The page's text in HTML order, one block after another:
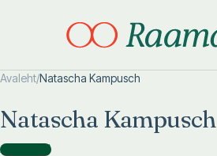
Avaleht/Natascha Kampusch
Natascha Kampusch
Autorina )